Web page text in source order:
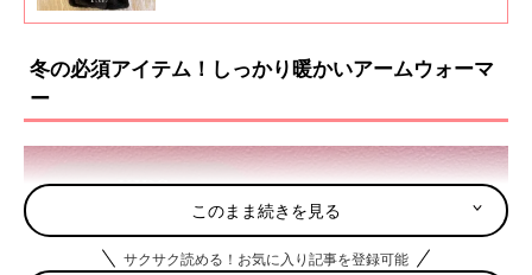
ンケットなど、いろんなシーンで使えるあった
なので、ぜひチェックしてみてくださいね。
冬の必須アイテム！しっかり暖かいアームウォーマ
ー
このまま続きを見る
サクサク読める！お気に入り記事を登録可能